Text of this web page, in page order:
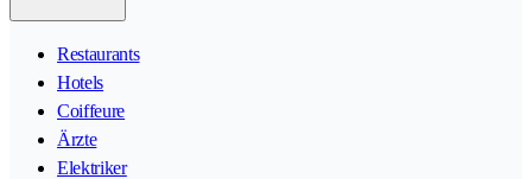
Restaurants
Hotels
Coiffeure
Ärzte
Elektriker